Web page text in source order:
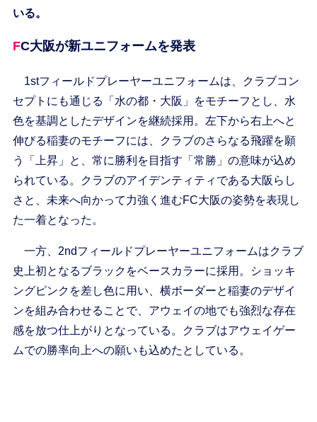
いる。
FC大阪が新ユニフォームを発表
1stフィールドプレーヤーユニフォームは、クラブコン
セプトにも通じる「水の都・大阪」をモチーフとし、水
色を基調としたデザインを継続採用。左下から右上へと
伸びる稲妻のモチーフには、クラブのさらなる飛躍を願
う「上昇」と、常に勝利を目指す「常勝」の意味が込め
られている。クラブのアイデンティティである大阪らし
さと、未来へ向かって力強く進むFC大阪の姿勢を表現し
た一着となった。
一方、2ndフィールドプレーヤーユニフォームはクラブ
史上初となるブラックをベースカラーに採用。ショッキ
ングピンクを差し色に用い、横ボーダーと稲妻のデザイ
ンを組み合わせることで、アウェイの地でも強烈な存在
感を放つ仕上がりとなっている。クラブはアウェイゲー
ムでの勝率向上への願いも込めたとしている。